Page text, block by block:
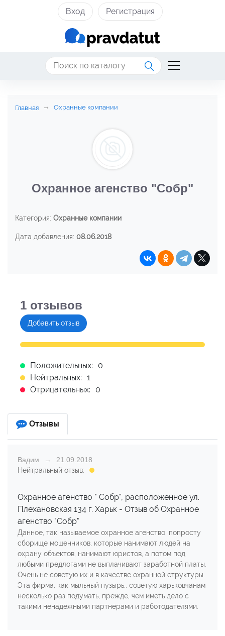
Вход Регистрация
Главная Охранные компании
Охранное агенство "Собр"
Категория: Охранные компании
Дата добавления: 08.06.2018
1 отзывов
Добавить отзыв
Положительных:
0
Нейтральных: 1
Отрицательных:
0
Отзывы
Вадим
21.09.2018
Нейтральный отзыв:
Охранное агенство " Собр", расположенное ул.
Плехановская 134 г. Харьк - Отзыв об Охранное
агенство "Собр"
Данное, так называемое охранное агенство, попросту
сборище мошенников, которые нанимают людей на
охрану объектов, нанимают юристов, а потом под
любыми предлогами не выплачивают заработной платы.
Очень не советую их и в качестве охранной структуры.
Эта фирма, как мыльный пузырь.. советую харьковчанам
несколько раз подумать, прежде, чем иметь дело с
такими ненадежными партнерами и работодателями.